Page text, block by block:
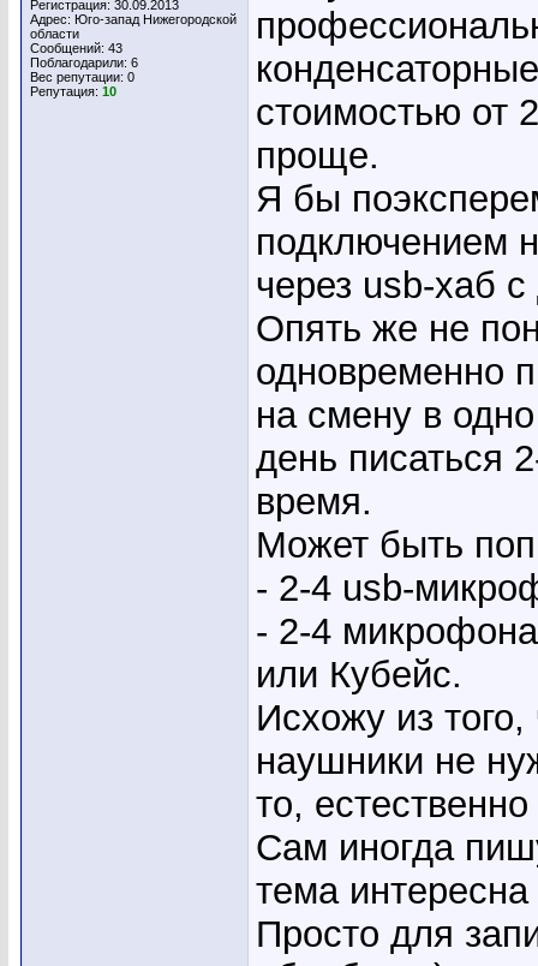
Регистрация: 30.09.2013
Адрес: Юго-запад Нижегородской
области
Сообщений: 43
Поблагодарили: 6
Вес репутации: 0
Репутация: 10
стоимостью от
проще.
Я бы
подключением
через usb-хаб
Опять же не
одновременно
на смену в
день писаться
время.
Может быть
- 2-4 usb-
- 2-4
или Кубейс.
Исхожу из
наушники не
то,
Сам иногда
тема интересна
Просто для